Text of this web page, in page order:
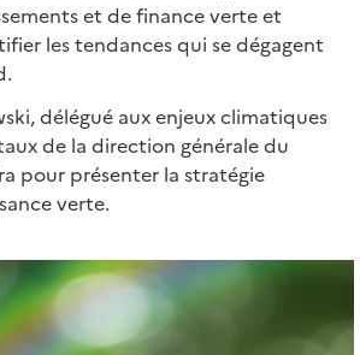
et de finance verte et
les tendances qui se dégagent
délégué aux enjeux climatiques
de la direction générale du
pour présenter la stratégie
verte.